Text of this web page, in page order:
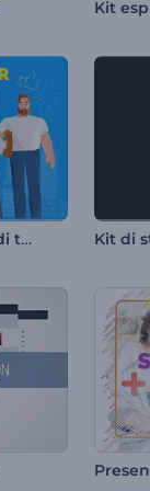
Kit di strumenti esplicativi di tendenza